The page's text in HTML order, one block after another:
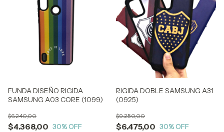
FUNDA DISEÑO RIGIDA
SAMSUNG A03 CORE (1099)
$4.368,00
$6.240,00
30% OFF
RIGIDA DOBLE SAMSUNG A31
(0925)
$6.475,00
$9.250,00
30% OFF